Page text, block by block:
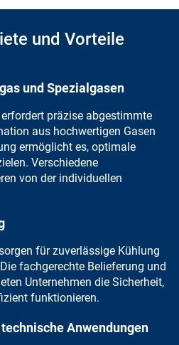
und Vorteile
und Spezialgasen
erfordert präzise abgestimmte
aus hochwertigen Gasen
ermöglicht es, optimale
Verschiedene
von der individuellen
für zuverlässige Kühlung
fachgerechte Belieferung und
Unternehmen die Sicherheit,
funktionieren.
Anwendungen